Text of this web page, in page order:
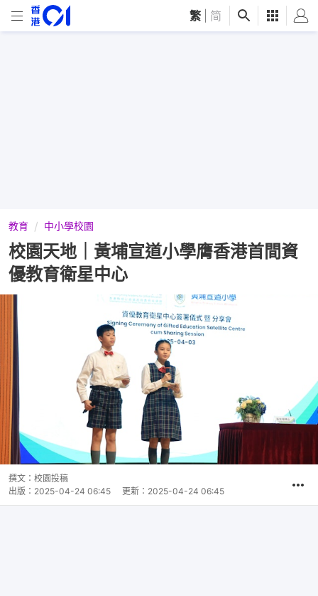
繁 简
教育 中小學校園
校園天地｜黃埔宣道小學膺香港首間資
優教育衛星中心
撰文： 校園投稿
出版： 2025-04-24 06:45 更新： 2025-04-24 06:45